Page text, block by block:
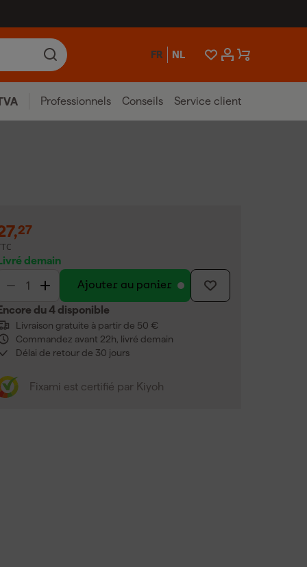
FR NL
Professionnels Conseils Service client
,27
demain
Ajouter au panier
du 4 disponible
Livraison gratuite à partir de 50 €
Commandez avant 22h, livré demain
Délai de retour de 30 jours
Fixami est certifié par Kiyoh